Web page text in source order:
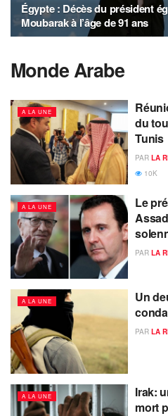
Égypte : Décès du président
Moubarak à l’âge de 91 ans
Monde Arabe
A LA UNE
du
Tunis
PAR LA
10K
A LA UNE
Le
PAR LA
A LA UNE
Un
PAR LA
A LA UNE
Irak:
mort